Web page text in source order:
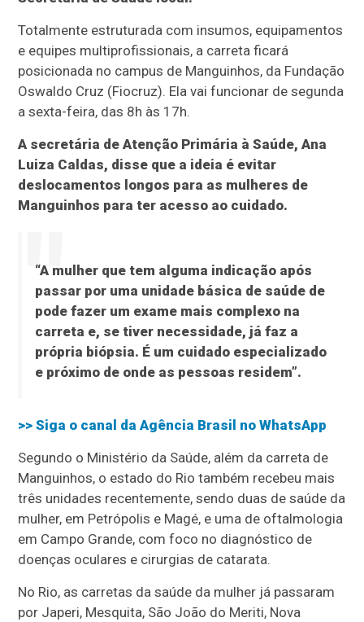
Totalmente estruturada com insumos, equipamentos
e equipes multiprofissionais, a carreta ficará
posicionada no campus de Manguinhos, da Fundação
Oswaldo Cruz (Fiocruz). Ela vai funcionar de segunda
a sexta-feira, das 8h às 17h.
A secretária de Atenção Primária à Saúde, Ana
Luiza Caldas, disse que a ideia é evitar
deslocamentos longos para as mulheres de
Manguinhos para ter acesso ao cuidado.
“A mulher que tem alguma indicação após
passar por uma unidade básica de saúde de
pode fazer um exame mais complexo na
carreta e, se tiver necessidade, já faz a
própria biópsia. É um cuidado especializado
e próximo de onde as pessoas residem”.
>> Siga o canal daAgência Brasil no WhatsApp
Segundo o Ministério da Saúde, além da carreta de
Manguinhos, o estado do Rio também recebeu mais
três unidades recentemente, sendo duas de saúde da
mulher, em Petrópolis e Magé, e uma de oftalmologia
em Campo Grande, com foco no diagnóstico de
doenças oculares e cirurgias de catarata.
No Rio, as carretas da saúde da mulher já passaram
por Japeri, Mesquita, São João do Meriti, Nova